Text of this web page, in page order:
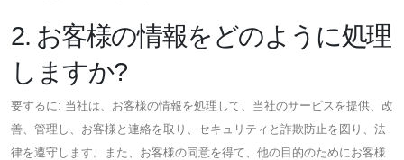
2. お客様の情報をどのように処理
しますか?
要するに: 当社は、お客様の情報を処理して、当社のサービスを提供、改
善、管理し、お客様と連絡を取り、セキュリティと詐欺防止を図り、法
律を遵守します。また、お客様の同意を得て、他の目的のためにお客様